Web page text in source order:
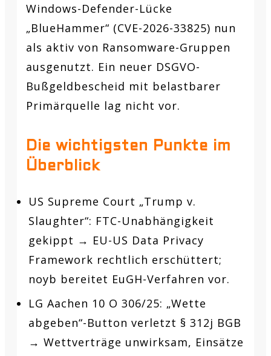
Windows-Defender-Lücke
„BlueHammer“ (CVE-2026-33825) nun
als aktiv von Ransomware-Gruppen
ausgenutzt. Ein neuer DSGVO-
Bußgeldbescheid mit belastbarer
Primärquelle lag nicht vor.
Die wichtigsten Punkte im
Überblick
US Supreme Court „Trump v.
Slaughter“: FTC-Unabhängigkeit
gekippt → EU-US Data Privacy
Framework rechtlich erschüttert;
noyb bereitet EuGH-Verfahren vor.
LG Aachen 10 O 306/25: „Wette
abgeben“-Button verletzt § 312j BGB
→ Wettverträge unwirksam, Einsätze